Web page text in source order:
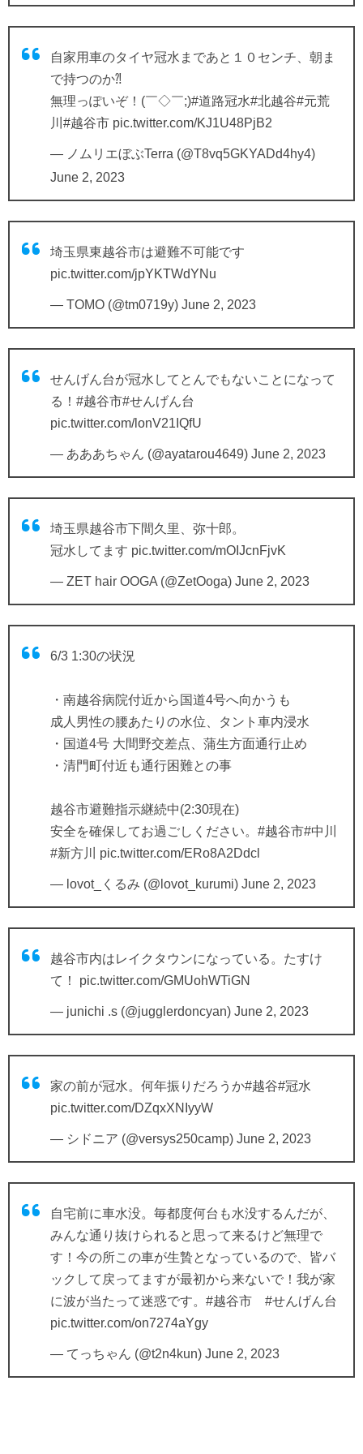
自家用車のタイヤ冠水まであと１０センチ、朝ま
で持つのか⁈
無理っぽいぞ！(￣◇￣;)#道路冠水#北越谷#元荒
川 #越谷市 pic.twitter.com/KJ1U48PjB2
— ノムリエぼぶTerra (@T8vq5GKYADd4hy4)
June 2, 2023
埼玉県東越谷市は避難不可能です
pic.twitter.com/jpYKTWdYNu
— TOMO (@tm0719y) June 2, 2023
せんげん台が冠水してとんでもないことになって
る！ #越谷市#せんげん台
pic.twitter.com/lonV21IQfU
— あああちゃん (@ayatarou4649) June 2, 2023
埼玉県越谷市下間久里、弥十郎。
冠水してます pic.twitter.com/mOIJcnFjvK
— ZET hair OOGA (@ZetOoga) June 2, 2023
6/3 1:30の状況
・南越谷病院付近から国道4号へ向かうも
成人男性の腰あたりの水位、タント車内浸水
・国道4号 大間野交差点、蒲生方面通行止め
・清門町付近も通行困難との事
越谷市避難指示継続中(2:30現在)
安全を確保してお過ごしください。 #越谷市#中川
#新方川
pic.twitter.com/ERo8A2Ddcl
— lovot_くるみ (@lovot_kurumi) June 2, 2023
越谷市内はレイクタウンになっている。たすけ
て！ pic.twitter.com/GMUohWTiGN
— junichi .s (@jugglerdoncyan) June 2, 2023
家の前が冠水。何年振りだろうか#越谷#冠水
pic.twitter.com/DZqxXNIyyW
— シドニア (@versys250camp) June 2, 2023
自宅前に車水没。毎都度何台も水没するんだが、
みんな通り抜けられると思って来るけど無理で
す！今の所この車が生贄となっているので、皆バ
ックして戻ってますが最初から来ないで！我が家
に波が当たって迷惑です。 #越谷市
#せんげん台
pic.twitter.com/on7274aYgy
— てっちゃん (@t2n4kun) June 2, 2023